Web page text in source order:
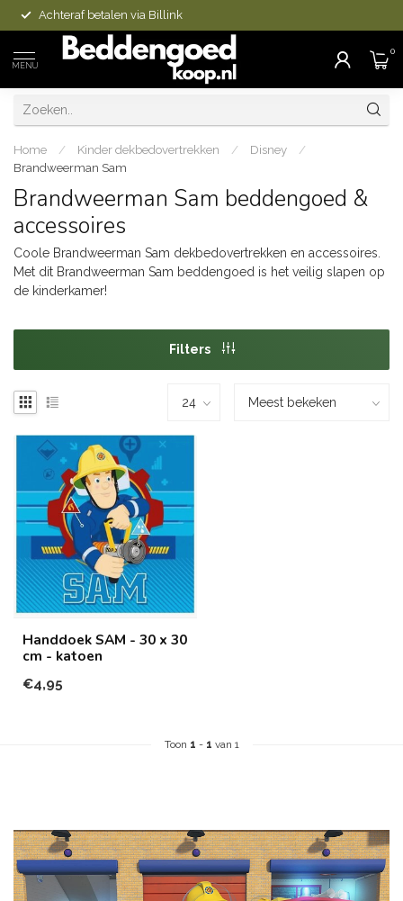
Achteraf betalen via Billink
MENU
0
Home / Kinder dekbedovertrekken / Disney
/
Brandweerman Sam
Brandweerman Sam beddengoed &
accessoires
Coole Brandweerman Sam dekbedovertrekken en accessoires.
Met dit Brandweerman Sam beddengoed is het veilig slapen op
de kinderkamer!
Filters
Handdoek SAM - 30 x 30
cm - katoen
€4,95
Toon 1 - 1 van 1